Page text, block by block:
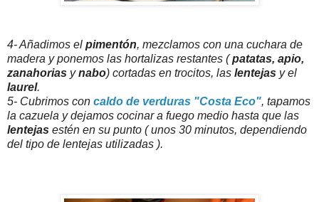
4- Añadimos el pimentón, mezclamos con una cuchara de
madera y ponemos las hortalizas restantes (patatas, apio,
zanahorias ynabo) cortadas en trocitos, las lentejas y el
laurel.
5- Cubrimos con caldo de verduras "Costa Eco", tapamos
la cazuela y dejamos cocinar a fuego medio hasta que las
lentejas estén en su punto ( unos 30 minutos, dependiendo
del tipo de lentejas utilizadas ).